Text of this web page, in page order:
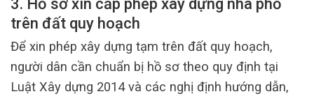
3. Hồ sơ xin cấp phép xây dựng nhà phố
trên đất quy hoạch
Để xin phép xây dựng tạm trên đất quy hoạch,
người dân cần chuẩn bị hồ sơ theo quy định tại
Luật Xây dựng 2014 và các nghị định hướng dẫn,